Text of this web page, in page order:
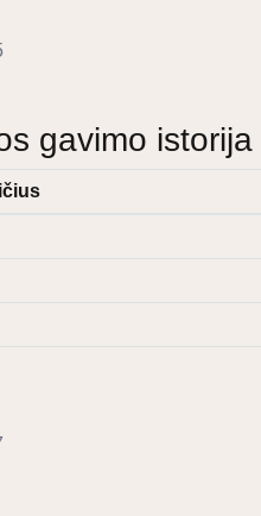
gavimo istorija